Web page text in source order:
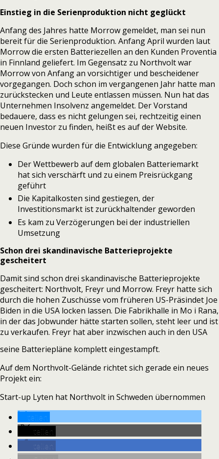
Einstieg in die Serienproduktion nicht geglückt
Anfang des Jahres hatte Morrow gemeldet, man sei nun
bereit für die Serienproduktion. Anfang April wurden laut
Morrowdie ersten Batteriezellen an den Kunden Proventia
in Finnland geliefert. Im Gegensatz zu Northvolt war
Morrow von Anfang an vorsichtiger und bescheidener
vorgegangen. Doch schon im vergangenen Jahr hatte man
zurückstecken und Leute entlassen müssen. Nun hat das
Unternehmen Insolvenz angemeldet. Der Vorstand
bedauere, dass es nicht gelungen sei, rechtzeitig einen
neuen Investor zu finden, heißt es auf der Website.
Diese Gründe wurden für die Entwicklung angegeben:
Der Wettbewerb auf dem globalen Batteriemarkt
hat sich verschärft und zu einem Preisrückgang
geführt
Die Kapitalkosten sind gestiegen, der
Investitionsmarkt ist zurückhaltender geworden
Es kam zu Verzögerungen bei der industriellen
Umsetzung
Schon drei skandinavische Batterieprojekte
gescheitert
Damit sind schon drei skandinavische Batterieprojekte
gescheitert: Northvolt, Freyr und Morrow. Freyr hatte sich
durch die hohen Zuschüsse vom früheren US-Präsindet Joe
Biden in die USA locken lassen. Die Fabrikhalle in Mo i Rana,
in der das Jobwunder hätte starten sollen, steht leer und ist
zu verkaufen. Freyr hat aber inzwischen auch in den USA
seine Batteriepläne komplett eingestampft.
Auf dem Northvolt-Gelände richtet sich gerade ein neues
Projekt ein:
Start-up Lyten hat Northvolt in Schweden übernommen
teilen
teilen
teilen